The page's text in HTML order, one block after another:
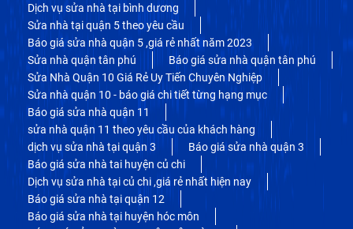
Dịch vụ sửa nhà tại bình dương
Sửa nhà tại quận 5 theo yêu cầu
Báo giá sửa nhà quận 5 ,giá rẻ nhất năm 2023
Sửa nhà quận tân phú
Báo giá sửa nhà quận tân phú
Sửa Nhà Quận 10 Giá Rẻ Uy Tiến Chuyên Nghiệp
Sửa nhà quận 10 - báo giá chi tiết từng hạng mục
Báo giá sửa nhà quận 11
sửa nhà quận 11 theo yêu cầu của khách hàng
dịch vụ sửa nhà tại quận 3
Báo giá sửa nhà quận 3
Báo giá sửa nhà tai huyện củ chi
Dịch vụ sửa nhà tại củ chi ,giá rẻ nhất hiện nay
Báo giá sửa nhà tại quận 12
Báo giá sửa nhà tại huyện hóc môn